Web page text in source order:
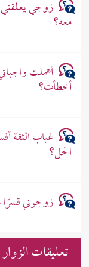
زوجي
معه؟
أهملت
أخطأت؟
غياب الثقة
الحل؟
زوجوني قسرًا
تعليقات الزوار